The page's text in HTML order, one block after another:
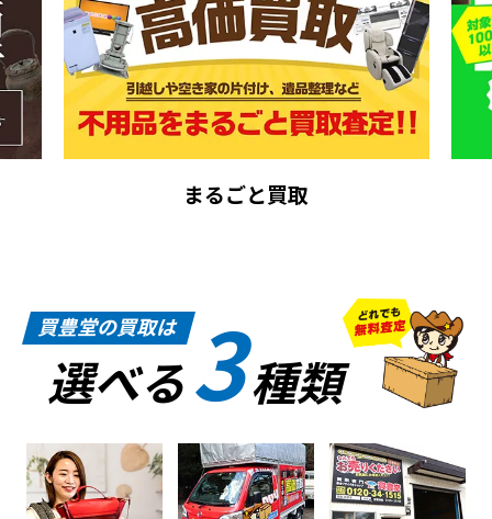
まるごと買取
買豊堂の買取は
選べる3種類